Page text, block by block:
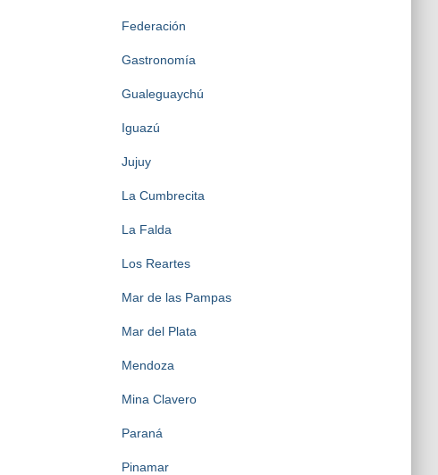
Federación
Gastronomía
Gualeguaychú
Iguazú
Jujuy
La Cumbrecita
La Falda
Los Reartes
Mar de las Pampas
Mar del Plata
Mendoza
Mina Clavero
Paraná
Pinamar